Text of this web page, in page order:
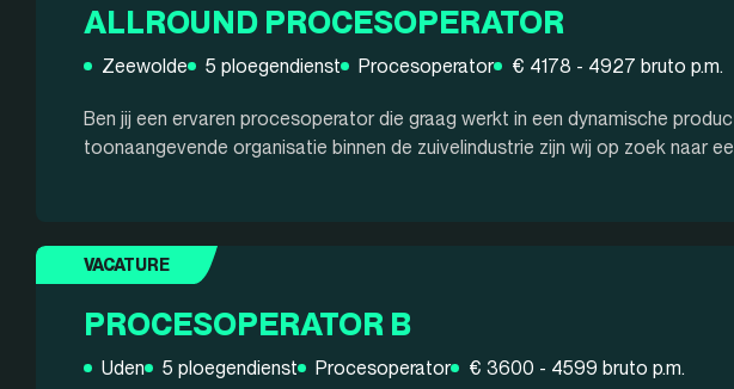
ALLROUND PROCESOPERATOR
Zeewolde 5 ploegendienst Procesoperator € 4178 - 4927 bruto p.m.
Ben jij een ervaren procesoperator die graag werkt in een dynamische
toonaangevende organisatie binnen de zuivelindustrie zijn wij op zoek naar
VACATURE
PROCESOPERATOR B
Uden 5 ploegendienst Procesoperator € 3600 - 4599 bruto p.m.